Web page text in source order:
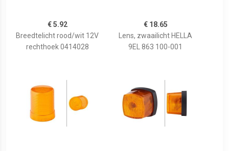
€ 5.92
Breedtelicht rood/wit 12V
rechthoek 0414028
€ 18.65
Lens, zwaailicht HELLA
9EL 863 100-001